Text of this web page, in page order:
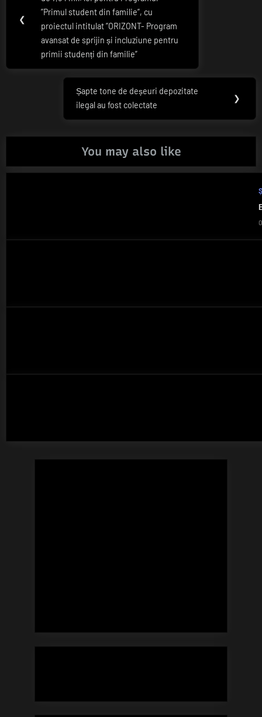
articole
❮
Post:
”Primul student din familie”, cu
proiectul intitulat ”ORIZONT- Program
avansat de sprijin și incluziune pentru
primii studenți din familie”
Next
Post:
Șapte tone de deșeuri depozitate
ilegal au fost colectate
❯
You may also like